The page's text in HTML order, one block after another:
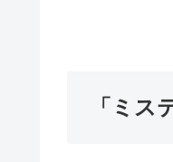
「ミス